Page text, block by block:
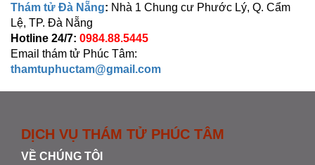
Thám tử Đà Nẵng: Nhà 1 Chung cư Phước Lý, Q. Cẩm
Lệ, TP. Đà Nẵng
Hotline 24/7: 0984.88.5445
Email thám tử Phúc Tâm:
thamtuphuctam@gmail.com
DỊCH VỤ THÁM TỬ PHÚC TÂM
VỀ CHÚNG TÔI